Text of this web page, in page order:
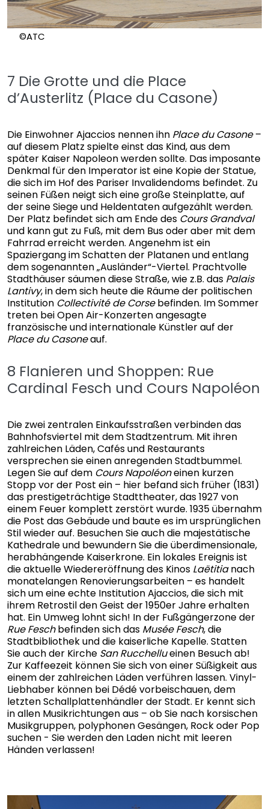
©ATC
7 Die Grotte und die Place
d’Austerlitz (Place du Casone)
Die Einwohner Ajaccios nennen ihn Place du Casone–
auf diesem Platz spielte einst das Kind, aus dem
später Kaiser Napoleon werden sollte. Das imposante
Denkmal für den Imperator ist eine Kopie der Statue,
die sich im Hof des Pariser Invalidendoms befindet. Zu
seinen Füßen neigt sich eine große Steinplatte, auf
der seine Siege und Heldentaten aufgezählt werden.
Der Platz befindet sich am Ende des Cours Grandval
und kann gut zu Fuß, mit dem Bus oder aber mit dem
Fahrrad erreicht werden. Angenehm ist ein
Spaziergang im Schatten der Platanen und entlang
dem sogenannten „Ausländer“-Viertel. Prachtvolle
Stadthäuser säumen diese Straße, wie z.B. das Palais
Lantivy, in dem sich heute die Räume der politischen
Institution Collectivité de Corsebefinden. Im Sommer
treten bei Open Air-Konzerten angesagte
französische und internationale Künstler auf der
Place du Casoneauf.
8 Flanieren und Shoppen: Rue
Cardinal Fesch und Cours Napoléon
Die zwei zentralen Einkaufsstraßen verbinden das
Bahnhofsviertel mit dem Stadtzentrum. Mit ihren
zahlreichen Läden, Cafés und Restaurants
versprechen sie einen anregenden Stadtbummel.
Legen Sie auf dem Cours Napoléoneinen kurzen
Stopp vor der Post ein – hier befand sich früher (1831)
das prestigeträchtige Stadttheater, das 1927 von
einem Feuer komplett zerstört wurde. 1935 übernahm
die Post das Gebäude und baute es im ursprünglichen
Stil wieder auf. Besuchen Sie auch die majestätische
Kathedrale und bewundern Sie die überdimensionale,
herabhängende Kaiserkrone. Ein lokales Ereignis ist
die aktuelle Wiedereröffnung des Kinos Laëtitianach
monatelangen Renovierungsarbeiten – es handelt
sich um eine echte Institution Ajaccios, die sich mit
ihrem Retrostil den Geist der 1950er Jahre erhalten
hat. Ein Umweg lohnt sich! In der Fußgängerzone der
Rue Feschbefinden sich das Musée Fesch, die
Stadtbibliothek und die kaiserliche Kapelle. Statten
Sie auch der Kirche San Rucchellueinen Besuch ab!
Zur Kaffeezeit können Sie sich von einer Süßigkeit aus
einem der zahlreichen Läden verführen lassen. Vinyl-
Liebhaber können bei Dédé vorbeischauen, dem
letzten Schallplattenhändler der Stadt. Er kennt sich
in allen Musikrichtungen aus – ob Sie nach korsischen
Musikgruppen, polyphonen Gesängen, Rock oder Pop
suchen - Sie werden den Laden nicht mit leeren
Händen verlassen!